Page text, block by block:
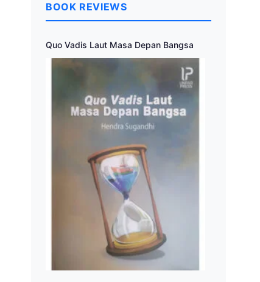
BOOK REVIEWS
Quo Vadis Laut Masa Depan Bangsa